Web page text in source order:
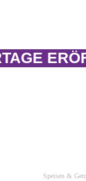
Speisen &